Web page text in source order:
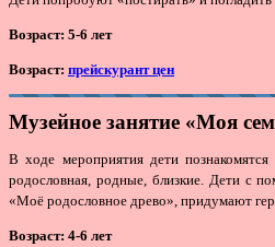
Возраст: 5-6 лет
Возраст: прейскурант цен
Музейное занятие «Моя
В ходе мероприятия дети
родословная, родные, близкие. Дети с
«Моё родословное древо», придумают
Возраст: 4-6 лет